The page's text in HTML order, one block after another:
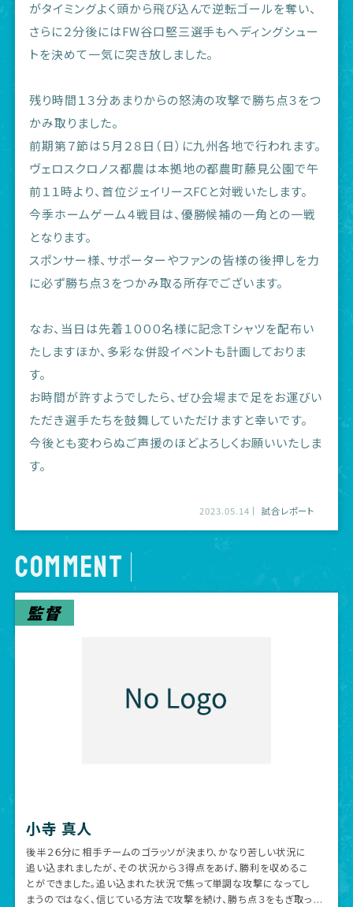
がタイミングよく頭から飛び込んで逆転ゴールを奪い、
さらに２分後にはFW谷口堅三選手もヘディングシュー
トを決めて一気に突き放しました。
残り時間１３分あまりからの怒涛の攻撃で勝ち点３をつ
かみ取りました。
前期第７節は５月２８日（日）に九州各地で行われます。
ヴェロスクロノス都農は本拠地の都農町藤見公園で午
前１１時より、首位ジェイリースFCと対戦いたします。
今季ホームゲーム４戦目は、優勝候補の一角との一戦
となります。
スポンサー様、サポーターやファンの皆様の後押しを力
に必ず勝ち点３をつかみ取る所存でございます。
なお、当日は先着１０００名様に記念Tシャツを配布い
たしますほか、多彩な併設イベントも計画しておりま
す。
お時間が許すようでしたら、ぜひ会場まで足をお運びい
ただき選手たちを鼓舞していただけますと幸いです。
今後とも変わらぬご声援のほどよろしくお願いいたしま
す。
2023.05.14 試合レポート
COMMENT
監督
小寺 真人
後半２６分に相手チームのゴラッソが決まり、かなり苦しい状況に
追い込まれましたが、その状況から３得点をあげ、勝利を収めるこ
とができました。追い込まれた状況で焦って単調な攻撃になってし
まうのではなく、信じている方法で攻撃を続け、勝ち点３をもぎ取っ